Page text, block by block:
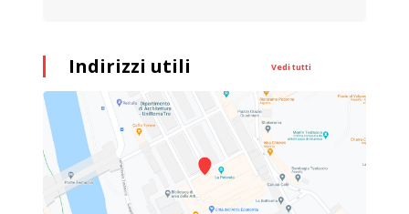
Indirizzi utili Vedi tutti